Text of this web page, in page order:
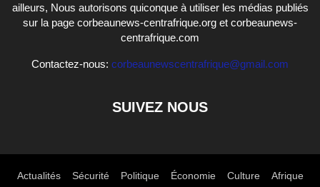
ailleurs, Nous autorisons quiconque à utiliser les médias publiés
sur la page corbeaunews-centrafrique.org et corbeaunews-
centrafrique.com
Contactez-nous: corbeaunewscentrafrique@gmail.com
SUIVEZ NOUS
Actualités Sécurité Politique Économie Culture Afrique